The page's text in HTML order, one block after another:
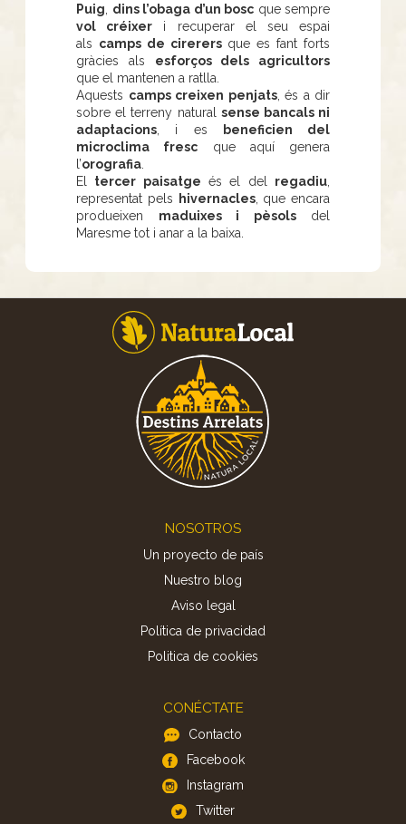
Puig
dins l’obaga d’un bosc que sempre
vol créixer i recuperar el seu espai
als camps de cirerersque es fant forts
gràcies als esforços dels agricultors
que el mantenen a ratlla.
Aquests camps creixen penjats, és a dir
sobre el terreny natural sense bancals ni
adaptacions , i es
beneficien del
microclima fresc que aquí genera
l’orografia
El tercer paisatge és el del regadiu
representat pels
hivernacles, que encara
produeixen maduixes i pèsolsdel
Maresme tot i anar a la baixa.
NOSOTROS
Un proyecto de país
Nuestro blog
Aviso legal
Política de privacidad
Politica de cookies
CONÉCTATE
Contacto
Facebook
Instagram
Twitter